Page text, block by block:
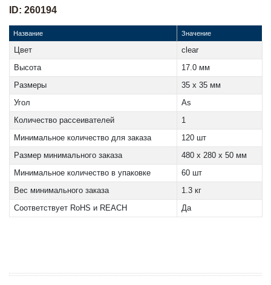
ID: 260194
Название Значение
Цвет
clear
Высота
17.0 мм
Размеры
35 x 35 мм
Угол
As
Количество рассеивателей
1
Минимальное количество для заказа
120 шт
Размер минимального заказа
480 x 280 x 50 мм
Минимальное количество в упаковке
60 шт
Вес минимального заказа
1.3 кг
Соответствует RoHS и REACH
Да